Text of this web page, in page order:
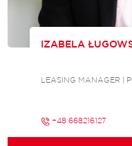
IZABELA
LEASING MANAGER |
+48 668216127